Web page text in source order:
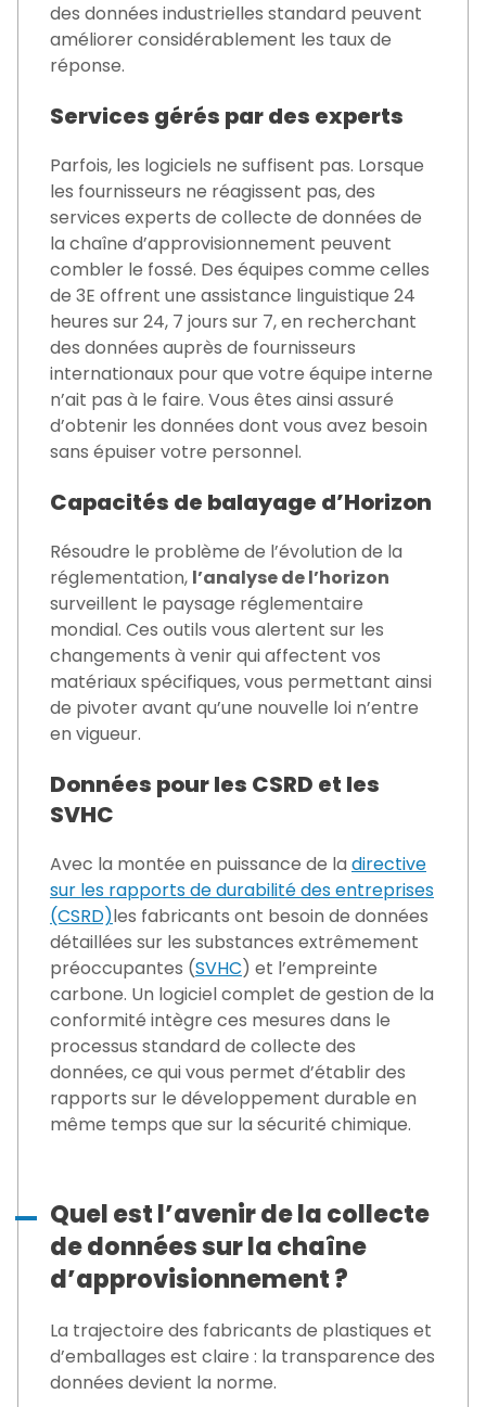
des données industrielles standard peuvent
améliorer considérablement les taux de
réponse.
Services gérés par des experts
Parfois, les logiciels ne suffisent pas. Lorsque
les fournisseurs ne réagissent pas, des
services experts de collecte de données de
la chaîne d’approvisionnement peuvent
combler le fossé. Des équipes comme celles
de 3E offrent une assistance linguistique 24
heures sur 24, 7 jours sur 7, en recherchant
des données auprès de fournisseurs
internationaux pour que votre équipe interne
n’ait pas à le faire. Vous êtes ainsi assuré
d’obtenir les données dont vous avez besoin
sans épuiser votre personnel.
Capacités de balayage d’Horizon
Résoudre le problème de l’évolution de la
réglementation, l’analyse de l’horizon
surveillent le paysage réglementaire
mondial. Ces outils vous alertent sur les
changements à venir qui affectent vos
matériaux spécifiques, vous permettant ainsi
de pivoter avant qu’une nouvelle loi n’entre
en vigueur.
Données pour les CSRD et les
SVHC
Avec la montée en puissance de la directive
sur les rapports de durabilité des entreprises
(CSRD)les fabricants ont besoin de données
détaillées sur les substances extrêmement
préoccupantes (SVHC) et l’empreinte
carbone. Un logiciel complet de gestion de la
conformité intègre ces mesures dans le
processus standard de collecte des
données, ce qui vous permet d’établir des
rapports sur le développement durable en
même temps que sur la sécurité chimique.
Quel est l’avenir de la collecte
de données sur la chaîne
d’approvisionnement ?
La trajectoire des fabricants de plastiques et
d’emballages est claire : la transparence des
données devient la norme.